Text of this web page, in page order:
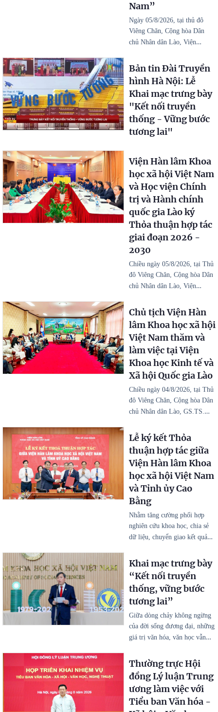
Nam”
Ngày 05/8/2026, tại thủ đô
Viêng Chăn, Cộng hòa Dân
chủ Nhân dân Lào, Viện…
Bản tin Đài Truyền
hình Hà Nội: Lễ
Khai mạc trưng bày
"Kết nối truyền
thống - Vững bước
tương lai"
Viện Hàn lâm Khoa
học xã hội Việt Nam
và Học viện Chính
trị và Hành chính
quốc gia Lào ký
Thỏa thuận hợp tác
giai đoạn 2026 -
2030
Chiều ngày 05/8/2026, tại Thủ
đô Viêng Chăn, Cộng hòa Dân
chủ Nhân dân Lào, Viện…
Chủ tịch Viện Hàn
lâm Khoa học xã hội
Việt Nam thăm và
làm việc tại Viện
Khoa học Kinh tế và
Xã hội Quốc gia Lào
Chiều ngày 04/8/2026, tại Thủ
đô Viêng Chăn, Cộng hòa Dân
chủ Nhân dân Lào, GS.TS.…
Lễ ký kết Thỏa
thuận hợp tác giữa
Viện Hàn lâm Khoa
học xã hội Việt Nam
và Tỉnh ủy Cao
Bằng
Nhằm tăng cường phối hợp
nghiên cứu khoa học, chia sẻ
dữ liệu, chuyển giao kết quả…
Khai mạc trưng bày
“Kết nối truyền
thống, vững bước
tương lai”
Giữa dòng chảy không ngừng
của đời sống đương đại, những
giá trị văn hóa, văn học vẫn…
Thường trực Hội
đồng Lý luận Trung
ương làm việc với
Tiểu ban Văn hóa -